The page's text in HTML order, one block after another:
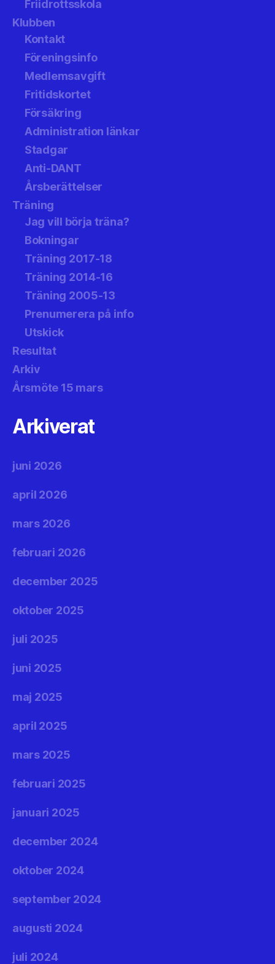
Friidrottsskola
Klubben
Kontakt
Föreningsinfo
Medlemsavgift
Fritidskortet
Försäkring
Administration länkar
Stadgar
Anti-DANT
Årsberättelser
Träning
Jag vill börja träna?
Bokningar
Träning 2017-18
Träning 2014-16
Träning 2005-13
Prenumerera på info
Utskick
Resultat
Arkiv
Årsmöte 15 mars
Arkiverat
juni 2026
april 2026
mars 2026
februari 2026
december 2025
oktober 2025
juli 2025
juni 2025
maj 2025
april 2025
mars 2025
februari 2025
januari 2025
december 2024
oktober 2024
september 2024
augusti 2024
juli 2024